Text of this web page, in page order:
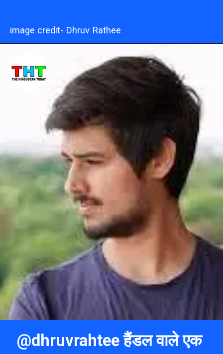
image credit- Dhruv Rathee
@dhruvrahtee हैंडल वाले एक